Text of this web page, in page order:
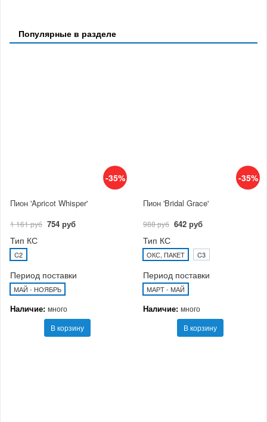
Популярные в разделе
-35%
Пион 'Apricot Whisper'
1 161 руб 754 руб
Тип КС
C2
Период поставки
МАЙ - НОЯБРЬ
Наличие: много
В корзину
-35%
Пион 'Bridal Grace'
988 руб 642 руб
Тип КС
ОКС, ПАКЕТ C3
Период поставки
МАРТ - МАЙ
Наличие: много
В корзину